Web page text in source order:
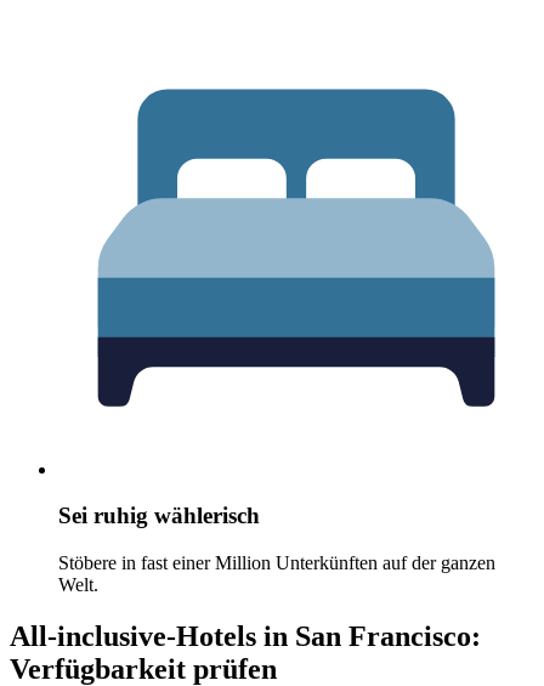
Sei ruhig wählerisch
Stöbere in fast einer Million Unterkünften auf der ganzen
Welt.
All-inclusive-Hotels in San Francisco:
Verfügbarkeit prüfen